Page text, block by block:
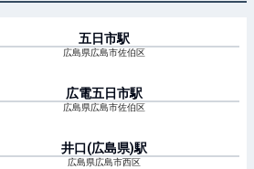
五日市駅
広島県広島市佐伯区
広電五日市駅
広島県広島市佐伯区
井口(広島県)駅
広島県広島市西区